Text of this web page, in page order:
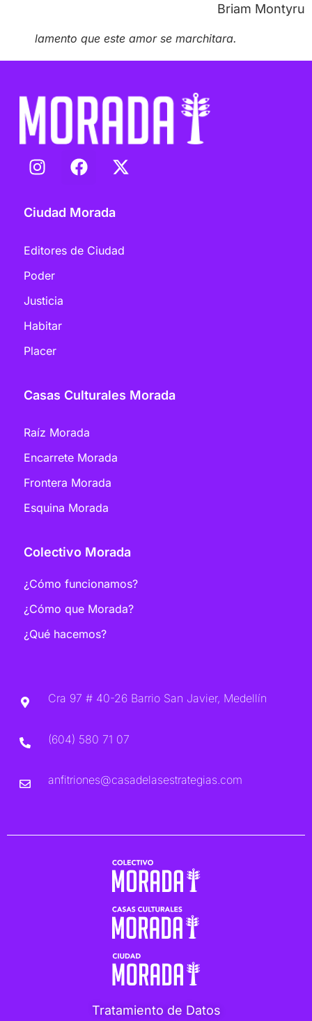
Briam Montyru
lamento que este amor se marchitara.
Ciudad Morada
Editores de Ciudad
Poder
Justicia
Habitar
Placer
Casas Culturales Morada
Raíz Morada
Encarrete Morada
Frontera Morada
Esquina Morada
Colectivo Morada
¿Cómo funcionamos?
¿Cómo que Morada?
¿Qué hacemos?
Cra 97 # 40-26 Barrio San Javier, Medellín
(604) 580 71 07
anfitriones@casadelasestrategias.com
Tratamiento de Datos